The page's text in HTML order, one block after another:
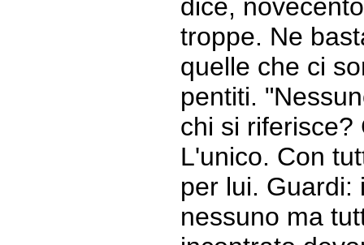
dice,
troppe. Ne
quelle che ci
pentiti.
chi si riferisce?
L'unico. Con
per lui. Guardi:
nessuno ma